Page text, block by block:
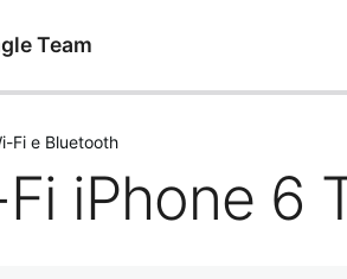
Team
Fi e Bluetooth
iPhone 6